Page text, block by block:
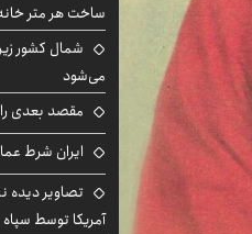
ساخت هر متر
شمال کشور
می‌شود
مقصد بعدی
ایران شرط
تصاویر دیده
آمریکا توسط سپاه